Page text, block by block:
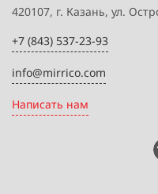
420107, г. Казань, ул.
+7 (843) 537-23-93
info@mirrico.com
Написать нам